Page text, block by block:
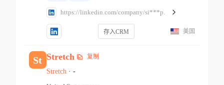
https://linkedin.com/company/si***p.
存入CRM 美国
St Stretch 复制
Stretch· -